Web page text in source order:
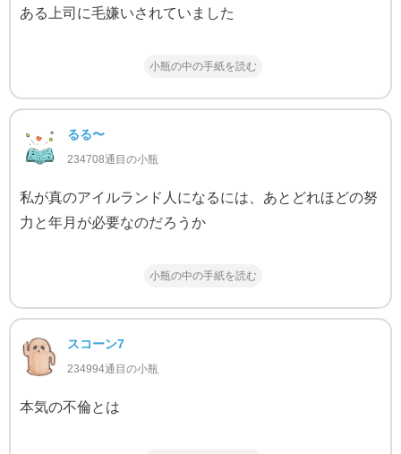
ある上司に毛嫌いされていました
小瓶の中の手紙を読む
るる〜
234708通目の小瓶
私が真のアイルランド人になるには、あとどれほどの努
力と年月が必要なのだろうか
小瓶の中の手紙を読む
スコーン7
234994通目の小瓶
本気の不倫とは